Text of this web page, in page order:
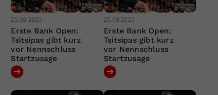
25.09.2025
Erste Bank Open:
Tsitsipas gibt kurz
vor Nennschluss
Startzusage
25.09.2025
Erste Bank Open:
Tsitsipas gibt kurz
vor Nennschluss
Startzusage